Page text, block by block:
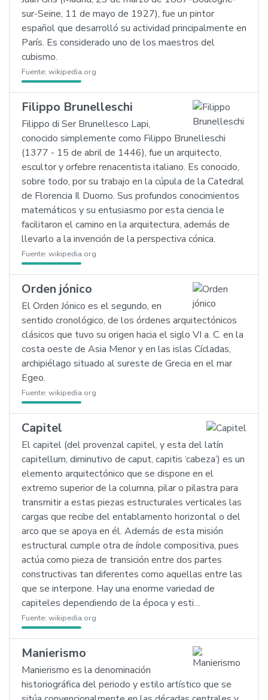
sur-Seine, 11 de mayo de 1927), fue un pintor
español que desarrolló su actividad principalmente en
París. Es considerado uno de los maestros del
cubismo.
Fuente: wikipedia.org
Filippo Brunelleschi
Filippo di Ser Brunellesco Lapi,
conocido simplemente como Filippo Brunelleschi
(1377 - 15 de abril de 1446), fue un arquitecto,
escultor y orfebre renacentista italiano. Es conocido,
sobre todo, por su trabajo en la cúpula de la Catedral
de Florencia Il Duomo. Sus profundos conocimientos
matemáticos y su entusiasmo por esta ciencia le
facilitaron el camino en la arquitectura, además de
llevarlo a la invención de la perspectiva cónica.
Fuente: wikipedia.org
Orden jónico
El Orden Jónico es el segundo, en
sentido cronológico, de los órdenes arquitectónicos
clásicos que tuvo su origen hacia el siglo VI a. C. en la
costa oeste de Asia Menor y en las islas Cícladas,
archipiélago situado al sureste de Grecia en el mar
Egeo.
Fuente: wikipedia.org
Capitel
El capitel (del provenzal capitel, y esta del latín
capitellum, diminutivo de caput, capitis ‘cabeza’) es un
elemento arquitectónico que se dispone en el
extremo superior de la columna, pilar o pilastra para
transmitir a estas piezas estructurales verticales las
cargas que recibe del entablamento horizontal o del
arco que se apoya en él. Además de esta misión
estructural cumple otra de índole compositiva, pues
actúa como pieza de transición entre dos partes
constructivas tan diferentes como aquellas entre las
que se interpone. Hay una enorme variedad de
capiteles dependiendo de la época y esti…
Fuente: wikipedia.org
Manierismo
Manierismo es la denominación
historiográfica del periodo y estilo artístico que se